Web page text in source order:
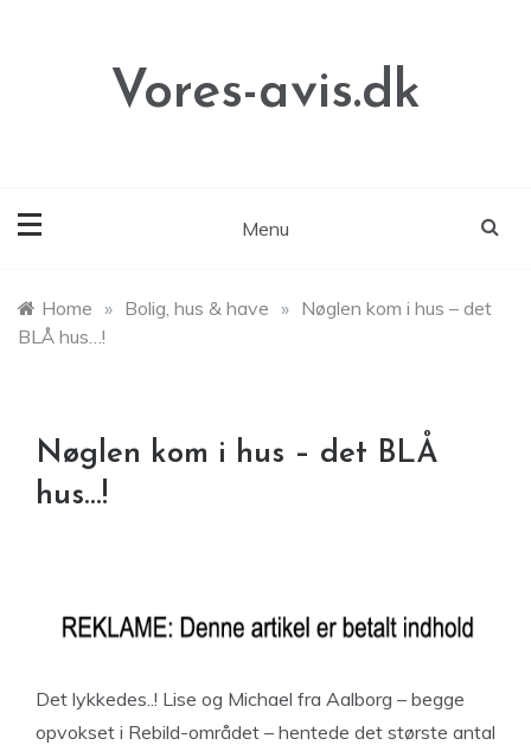
Vores-avis.dk
Menu
Home » Bolig, hus & have » Nøglen kom i hus – det
BLÅ hus…!
Nøglen kom i hus – det BLÅ
hus…!
Det lykkedes..! Lise og Michael fra Aalborg – begge
opvokset i Rebild-området – hentede det største antal